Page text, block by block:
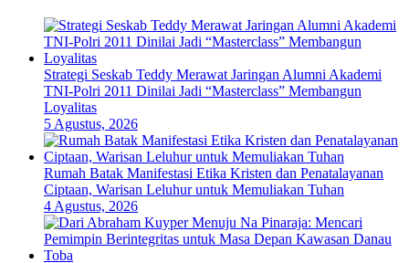
Strategi Seskab Teddy Merawat Jaringan Alumni Akademi
TNI-Polri 2011 Dinilai Jadi “Masterclass” Membangun
Loyalitas
5 Agustus, 2026
Rumah Batak Manifestasi Etika Kristen dan Penatalayanan
Ciptaan, Warisan Leluhur untuk Memuliakan Tuhan
4 Agustus, 2026